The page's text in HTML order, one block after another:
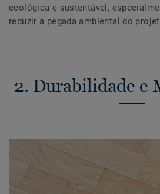
ecológica e sustentável,
reduzir a pegada ambiental do
2. Durabilidade e